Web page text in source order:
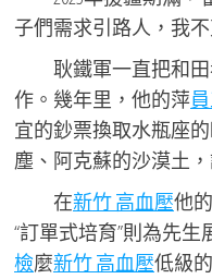
子們需求引路人，我
耿鐵軍一直把和
作。幾年里，他的萍
宜的鈔票換取水瓶座
塵、阿克蘇的沙漠土
在新竹 高血壓他
“訂單式培育”則為先
檢麼新竹 高血壓低級